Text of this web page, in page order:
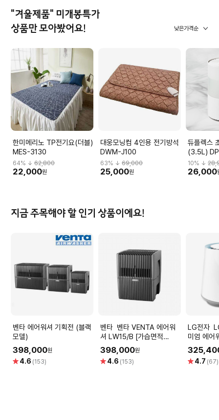
"겨울제품" 미개봉특가
상품만 모아봤어요!
낮은가격순
한미메리노 TP전기요(더블)
MES-3130
64% ↓ 62,800
22,000원
대웅모닝컴 4인용 전기방석
DWM-J100
63% ↓69,000
25,000원
듀플렉스
(3.5L)
10% ↓
26,000
지금 주목해야 할 인기 상품이에요!
벤타 에어워셔 기획전 (블랙
모델)
398,000원
별 4.6 (153)
벤타 벤타 VENTA 에어워
셔 LW15/B [가습면적
20m² , 정화면적 10m²]
398,000원
별 4.6 (153)
LG전자 LG 퓨리케어 프리
미엄 에어
기
별 4.7 (67)